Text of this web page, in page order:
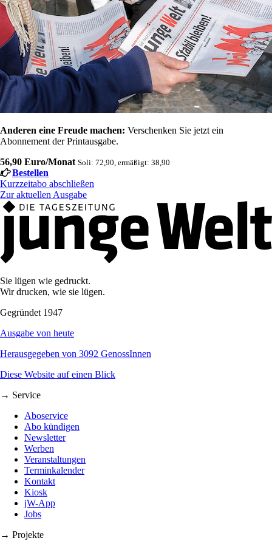
Anderen eine Freude machen: Verschenken Sie jetzt ein
Abonnement der Printausgabe.
56,90 Euro/Monat Soli: 72,90, ermäßigt: 38,90
Bestellen
Kurzzeitabo abschließen
Zur aktuellen Ausgabe
Sie lügen wie gedruckt.
Wir drucken, wie sie lügen.
Gegründet 1947
Ausgabe von heute
Herausgegeben von 3092 GenossInnen
Diese Website auf einen Blick
→ Service
Aboservice
Abo kündigen
Newsletter
Werben
Veranstaltungen
Terminkalender
Kontakt
Kiosk
jW-App
Jobs
→ Projekte